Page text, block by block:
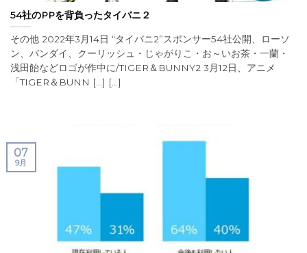
54社のPPを背負ったタイバニ２
その他 2022年3月14日 “タイバニ2”スポンサー54社公開、ローソ
ン、バンダイ、クーリッシュ・じゃがりこ・お～いお茶・一蘭・
浅田飴などロゴが作中に/TIGER＆BUNNY2 3月12日、アニメ
「TIGER＆BUNN [...] [...]
07
9月